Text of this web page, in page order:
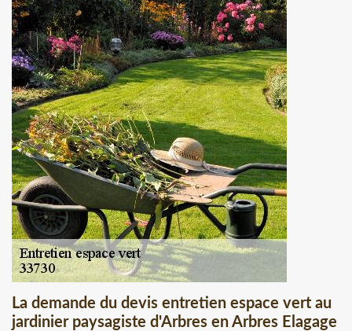
La demande du devis entretien espace vert au
jardinier paysagiste d'Arbres en Arbres Elagage